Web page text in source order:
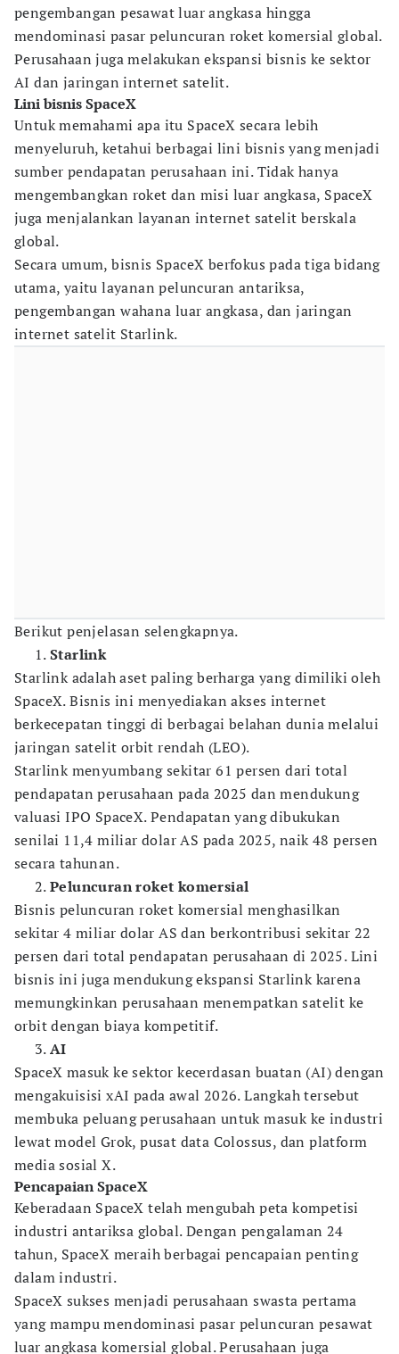
pengembangan pesawat luar angkasa hingga
mendominasi pasar peluncuran roket komersial global.
Perusahaan juga melakukan ekspansi bisnis ke sektor
AI dan jaringan internet satelit.
Lini bisnis SpaceX
Untuk memahami apa itu SpaceX secara lebih
menyeluruh, ketahui berbagai lini bisnis yang menjadi
sumber pendapatan perusahaan ini. Tidak hanya
mengembangkan roket dan misi luar angkasa, SpaceX
juga menjalankan layanan internet satelit berskala
global.
Secara umum, bisnis SpaceX berfokus pada tiga bidang
utama, yaitu layanan peluncuran antariksa,
pengembangan wahana luar angkasa, dan jaringan
internet satelit Starlink.
Berikut penjelasan selengkapnya.
Starlink
Starlink adalah aset paling berharga yang dimiliki oleh
SpaceX. Bisnis ini menyediakan akses internet
berkecepatan tinggi di berbagai belahan dunia melalui
jaringan satelit orbit rendah (LEO).
Starlink menyumbang sekitar 61 persen dari total
pendapatan perusahaan pada 2025 dan mendukung
valuasi IPO SpaceX. Pendapatan yang dibukukan
senilai 11,4 miliar dolar AS pada 2025, naik 48 persen
secara tahunan.
Peluncuran roket komersial
Bisnis peluncuran roket komersial menghasilkan
sekitar 4 miliar dolar AS dan berkontribusi sekitar 22
persen dari total pendapatan perusahaan di 2025. Lini
bisnis ini juga mendukung ekspansi Starlink karena
memungkinkan perusahaan menempatkan satelit ke
orbit dengan biaya kompetitif.
AI
SpaceX masuk ke sektor kecerdasan buatan (AI) dengan
mengakuisisi xAI pada awal 2026. Langkah tersebut
membuka peluang perusahaan untuk masuk ke industri
lewat model Grok, pusat data Colossus, dan platform
media sosial X.
Pencapaian SpaceX
Keberadaan SpaceX telah mengubah peta kompetisi
industri antariksa global. Dengan pengalaman 24
tahun, SpaceX meraih berbagai pencapaian penting
dalam industri.
SpaceX sukses menjadi perusahaan swasta pertama
yang mampu mendominasi pasar peluncuran pesawat
luar angkasa komersial global. Perusahaan juga